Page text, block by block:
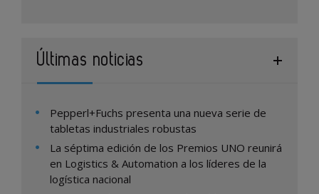
Últimas noticias
Pepperl+Fuchs presenta una nueva serie de
tabletas industriales robustas
La séptima edición de los Premios UNO reunirá
en Logistics & Automation a los líderes de la
logística nacional